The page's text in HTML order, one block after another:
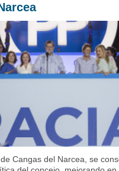
Cangas del Narcea, se